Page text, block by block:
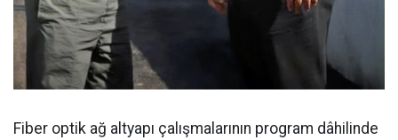
Fiber optik ağ altyapı çalışmalarının program dâhilinde